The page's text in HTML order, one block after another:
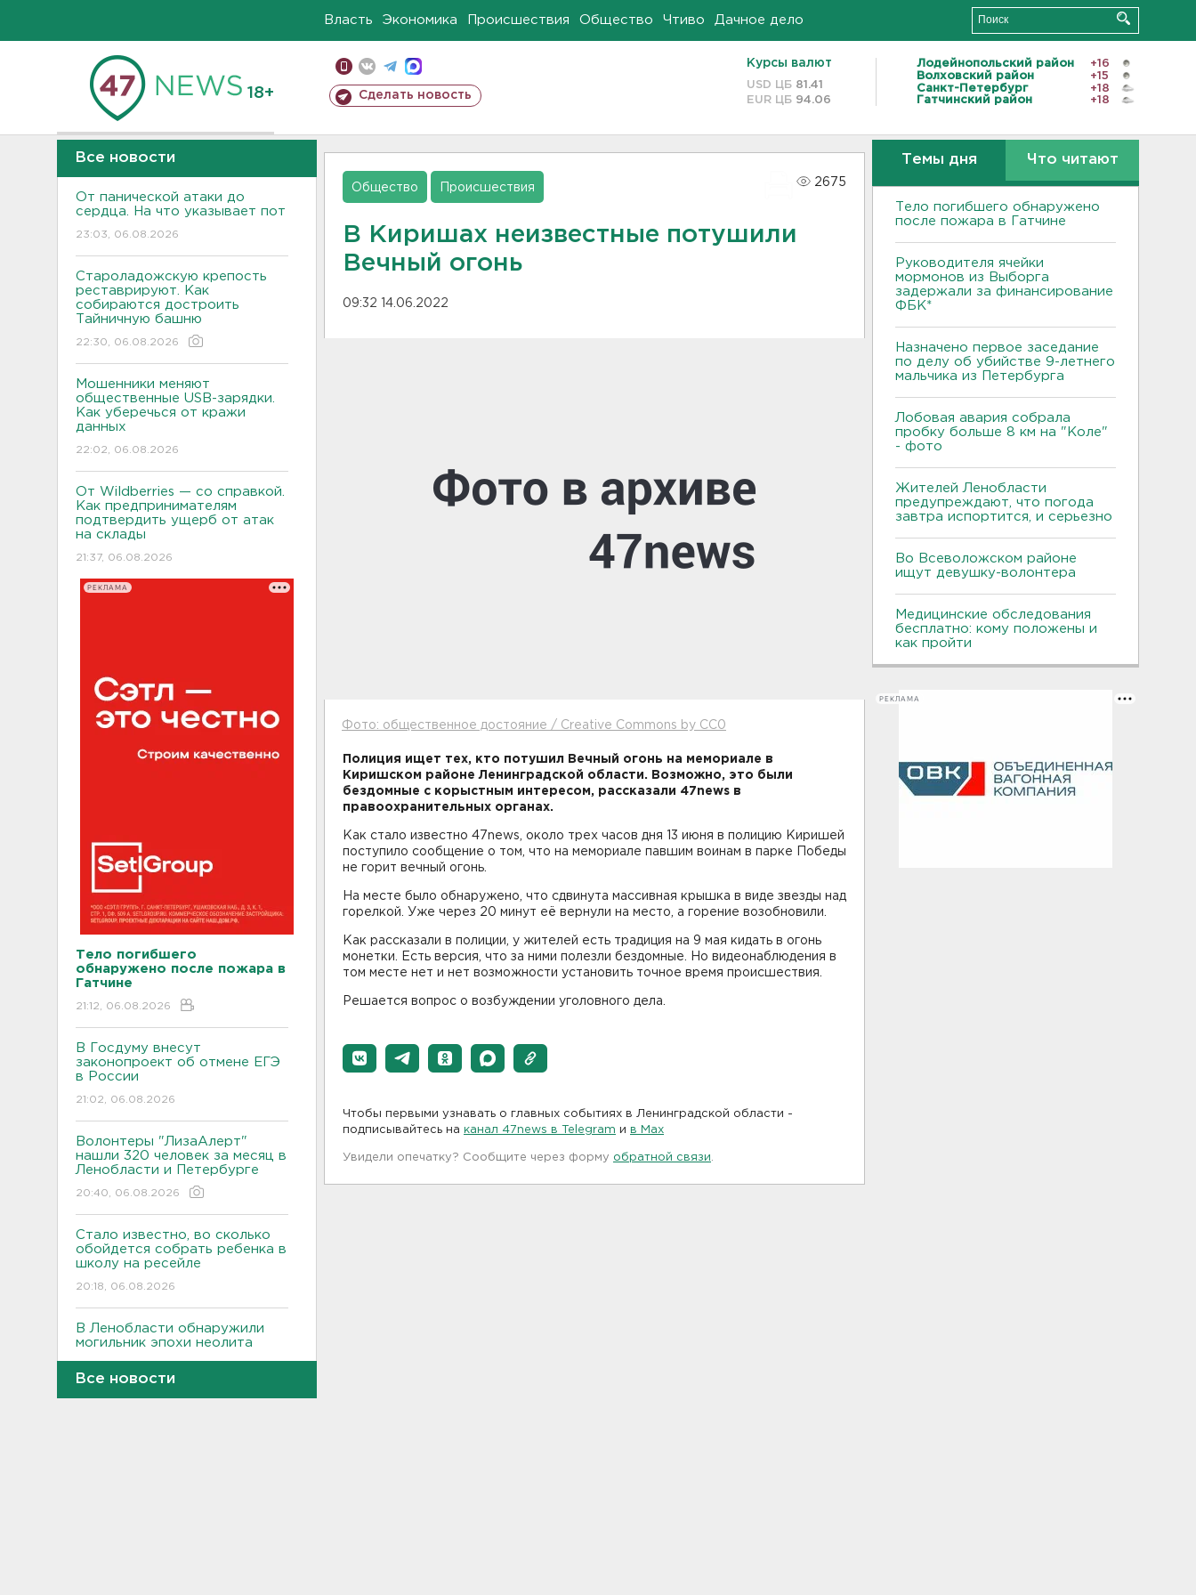
Власть Экономика Происшествия Общество Чтиво Дачное дело
18+ Сделать новость
Курсы валют
USD ЦБ 81.41
EUR ЦБ 94.06
Лодейнопольский район
+16
Волховский район
+15
Санкт-Петербург
+18
Гатчинский район
+18
Все новости
От панической атаки до
сердца. На что указывает пот
23:03, 06.08.2026
Староладожскую крепость
реставрируют. Как
собираются достроить
Тайничную башню
22:30, 06.08.2026
Мошенники меняют
общественные USB-зарядки.
Как уберечься от кражи
данных
22:02, 06.08.2026
От Wildberries — со справкой.
Как предпринимателям
подтвердить ущерб от атак
на склады
21:37, 06.08.2026
РЕКЛАМА
Тело погибшего
обнаружено после пожара в
Гатчине
21:12, 06.08.2026
В Госдуму внесут
законопроект об отмене ЕГЭ
в России
21:02, 06.08.2026
Волонтеры "ЛизаАлерт"
нашли 320 человек за месяц в
Ленобласти и Петербурге
20:40, 06.08.2026
Стало известно, во сколько
обойдется собрать ребенка в
школу на ресейле
20:18, 06.08.2026
В Ленобласти обнаружили
могильник эпохи неолита
Все новости
Общество Происшествия
2675
В Киришах неизвестные потушили
Вечный огонь
09:32 14.06.2022
Фото: общественное достояние / Creative Commons by CC0
Полиция ищет тех, кто потушил Вечный огонь на мемориале в
Киришском районе Ленинградской области. Возможно, это были
бездомные с корыстным интересом, рассказали 47news в
правоохранительных органах.
Как стало известно 47news, около трех часов дня 13 июня в полицию Киришей
поступило сообщение о том, что на мемориале павшим воинам в парке Победы
не горит вечный огонь.
На месте было обнаружено, что сдвинута массивная крышка в виде звезды над
горелкой. Уже через 20 минут её вернули на место, а горение возобновили.
Как рассказали в полиции, у жителей есть традиция на 9 мая кидать в огонь
монетки. Есть версия, что за ними полезли бездомные. Но видеонаблюдения в
том месте нет и нет возможности установить точное время происшествия.
Решается вопрос о возбуждении уголовного дела.
Чтобы первыми узнавать о главных событиях в Ленинградской области -
подписывайтесь на канал 47news в Telegram и в Maх
Увидели опечатку? Сообщите через форму обратной связи
Темы дня Что читают
Тело погибшего обнаружено
после пожара в Гатчине
Руководителя ячейки
мормонов из Выборга
задержали за финансирование
ФБК*
Назначено первое заседание
по делу об убийстве 9-летнего
мальчика из Петербурга
Лобовая авария собрала
пробку больше 8 км на "Коле"
- фото
Жителей Ленобласти
предупреждают, что погода
завтра испортится, и серьезно
Во Всеволожском районе
ищут девушку-волонтера
Медицинские обследования
бесплатно: кому положены и
как пройти
РЕКЛАМА